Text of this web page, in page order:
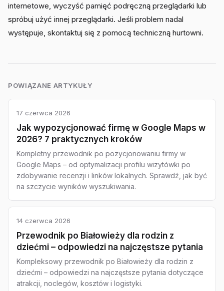
internetowe, wyczyść pamięć podręczną przeglądarki lub
spróbuj użyć innej przeglądarki. Jeśli problem nadal
występuje, skontaktuj się z pomocą techniczną hurtowni.
POWIĄZANE ARTYKUŁY
17 czerwca 2026
Jak wypozycjonować firmę w Google Maps w
2026? 7 praktycznych kroków
Kompletny przewodnik po pozycjonowaniu firmy w
Google Maps – od optymalizacji profilu wizytówki po
zdobywanie recenzji i linków lokalnych. Sprawdź, jak być
na szczycie wyników wyszukiwania.
14 czerwca 2026
Przewodnik po Białowieży dla rodzin z
dziećmi – odpowiedzi na najczęstsze pytania
Kompleksowy przewodnik po Białowieży dla rodzin z
dziećmi – odpowiedzi na najczęstsze pytania dotyczące
atrakcji, noclegów, kosztów i logistyki.